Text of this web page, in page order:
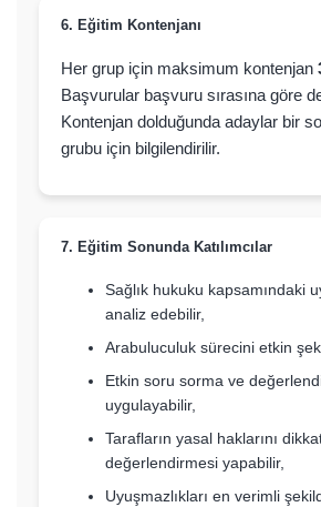
6. Eğitim Kontenjanı
Her grup için maksimum kontenjan
Başvurular başvuru sırasına göre
Kontenjan dolduğunda adaylar bir
grubu için bilgilendirilir.
7. Eğitim Sonunda Katılımcılar
Sağlık hukuku kapsamındaki
analiz edebilir,
Arabuluculuk sürecini etkin
Etkin soru sorma ve
uygulayabilir,
Tarafların yasal haklarını
değerlendirmesi yapabilir,
Uyuşmazlıkları en verimli